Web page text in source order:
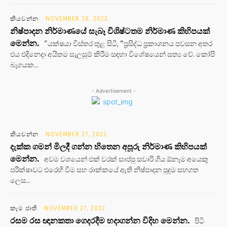
කියවන්න NOVEMBER 28, 2022
නිෂ්පාදන නිර්මාණයේ සැබෑ විශිෂ්ටතම නිර්මාණ කිහිපයක්
මෙන්න.
"යක්ෂයා විස්තර තුළ සිටී, ”ප්‍රසිද්ධ ප්‍රකාශනය පවසන අතර
එය එදිනෙදා අයිතම සැලසුම් කිරීම සඳහා විශේෂයෙන් සත්‍ය වේ. කෝපි
බෑගයක...
- Advertisement -
කියවන්න NOVEMBER 27, 2022
දැක්ක ගමන් මිලදී ගන්න හිතෙන අපූරු නිර්මාණ කිහිපයක්
මෙන්න. අවම වශයෙන් එක් වරක් සාප්පු සවාරි ගිය ඕනෑම අයෙකු
පරීක්ෂාවට එරෙහි වීම සහ රාක්කයේ ඇති නිෂ්පාදන පුදුම සහගත
ලෙස...
කෑම ජාති NOVEMBER 27, 2022
රසම රස ඥානකතා ගෙදරදීම හදාගන්න විදිහ මෙන්න. පිටි